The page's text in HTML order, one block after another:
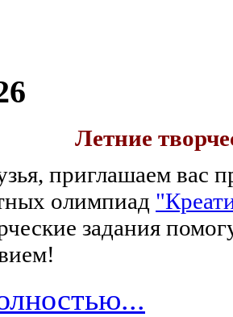
Летние
приглашаем вас
олимпиад
задания